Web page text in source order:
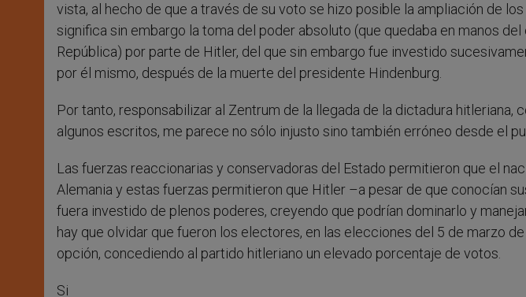
vista, al hecho de que a través de su voto se hizo posible la ampliación de
significa sin embargo la toma del poder absoluto (que quedaba en manos
República) por parte de Hitler, del que sin embargo fue investido
por él mismo, después de la muerte del presidente Hindenburg.
Por tanto, responsabilizar al Zentrum de la llegada de la dictadura hitleriana,
algunos escritos, me parece no sólo injusto sino también erróneo desde el
Las fuerzas reaccionarias y conservadoras del Estado permitieron que el
Alemania y estas fuerzas permitieron que Hitler –a pesar de que conocían
fuera investido de plenos poderes, creyendo que podrían dominarlo y
hay que olvidar que fueron los electores, en las elecciones del 5 de marzo
opción, concediendo al partido hitleriano un elevado porcentaje de votos.
Si